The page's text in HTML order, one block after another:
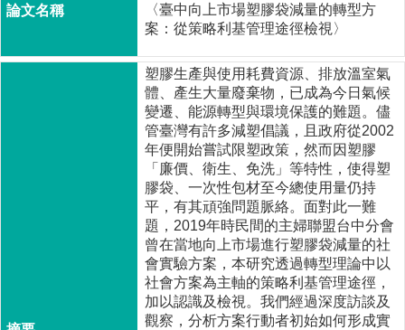
本
成
〈臺中向上市場塑膠袋減量的轉型方
案：從策略利基管理途徑檢視〉
塑膠生產與使用耗費資源、排放溫室氣
體、產生大量廢棄物，已成為今日氣候
變遷、能源轉型與環境保護的難題。儘
管臺灣有許多減塑倡議，且政府從2002
年便開始嘗試限塑政策，然而因塑膠
「廉價、衛生、免洗」等特性，使得塑
膠袋、一次性包材至今總使用量仍持
平，有其頑強問題脈絡。面對此一難
題，2019年時民間的主婦聯盟台中分會
曾在當地向上市場進行塑膠袋減量的社
會實驗方案，本研究透過轉型理論中以
社會方案為主軸的策略利基管理途徑，
加以認識及檢視。我們經過深度訪談及
觀察，分析方案行動者初始如何形成實